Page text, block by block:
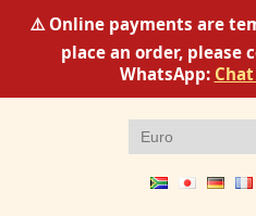
⚠️ Online payments are
place an order, please
WhatsApp: